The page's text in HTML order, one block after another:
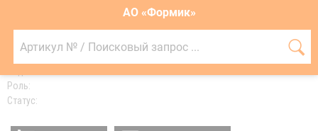
АО «Формик»
№
запрос
...
Роль:
Статус: